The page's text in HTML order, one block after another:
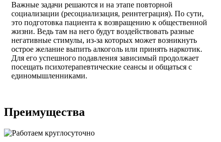
Важные задачи решаются и на этапе повторной
социализации (ресоциализация, реинтеграция). По сути,
это подготовка пациента к возвращению к общественной
жизни. Ведь там на него будут воздействовать разные
негативные стимулы, из-за которых может возникнуть
острое желание выпить алкоголь или принять наркотик.
Для его успешного подавления зависимый продолжает
посещать психотерапевтические сеансы и общаться с
единомышленниками.
Преимущества